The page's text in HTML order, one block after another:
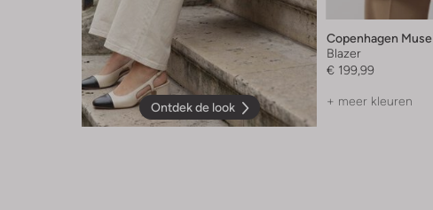
Ontdek de look
Copenhagen Muse
Blazer
€ 199,99
+ meer kleuren